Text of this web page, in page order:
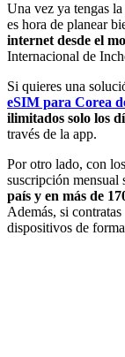
Una vez ya tengas
es hora de planear
internet desde el
Internacional de
Si quieres una
eSIM para Corea
ilimitados solo los
través de la app.
Por otro lado, con los
suscripción mensual
país y en más de
Además, si
dispositivos de